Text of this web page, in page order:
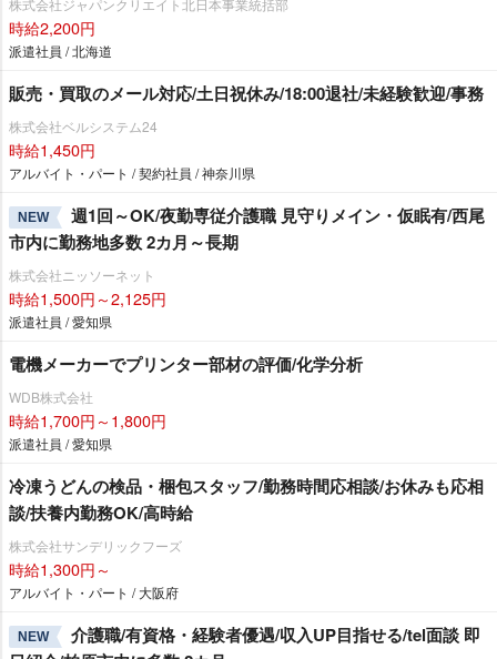
株式会社ジャパンクリエイト北日本事業統括部
時給2,200円
派遣社員 / 北海道
販売・買取のメール対応/土日祝休み/18:00退社/未経験歓迎/事務
株式会社ベルシステム24
時給1,450円
アルバイト・パート / 契約社員 / 神奈川県
NEW
週1回～OK/夜勤専従介護職 見守りメイン・仮眠有/西尾
市内に勤務地多数 2カ月～長期
株式会社ニッソーネット
時給1,500円～2,125円
派遣社員 / 愛知県
電機メーカーでプリンター部材の評価/化学分析
WDB株式会社
時給1,700円～1,800円
派遣社員 / 愛知県
冷凍うどんの検品・梱包スタッフ/勤務時間応相談/お休みも応相
談/扶養内勤務OK/高時給
株式会社サンデリックフーズ
時給1,300円～
アルバイト・パート / 大阪府
NEW
介護職/有資格・経験者優遇/収入UP目指せる/tel面談 即